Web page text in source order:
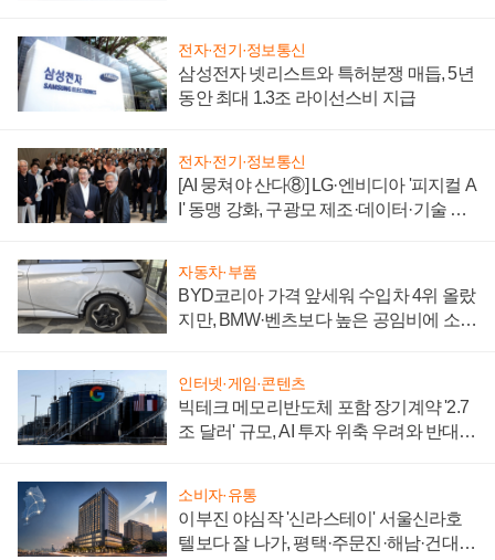
전자·전기·정보통신
삼성전자 넷리스트와 특허분쟁 매듭, 5년
동안 최대 1.3조 라이선스비 지급
전자·전기·정보통신
[AI 뭉쳐야 산다⑧] LG·엔비디아 '피지컬 A
I' 동맹 강화, 구광모 제조·데이터·기술 결
자동차·부품
BYD코리아 가격 앞세워 수입차 4위 올랐
지만, BMW·벤츠보다 높은 공임비에 소비
인터넷·게임·콘텐츠
빅테크 메모리반도체 포함 장기계약 '2.7
조 달러' 규모, AI 투자 위축 우려와 반대
소비자·유통
이부진 야심작 '신라스테이' 서울신라호
텔보다 잘 나가, 평택·주문진·해남·건대로